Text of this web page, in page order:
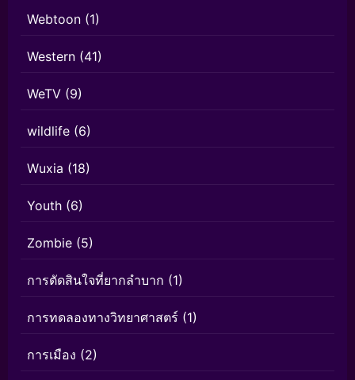
Webtoon (1)
Western (41)
WeTV (9)
wildlife (6)
Wuxia (18)
Youth (6)
Zombie (5)
การตัดสินใจที่ยากลำบาก (1)
การทดลองทางวิทยาศาสตร์ (1)
การเมือง (2)